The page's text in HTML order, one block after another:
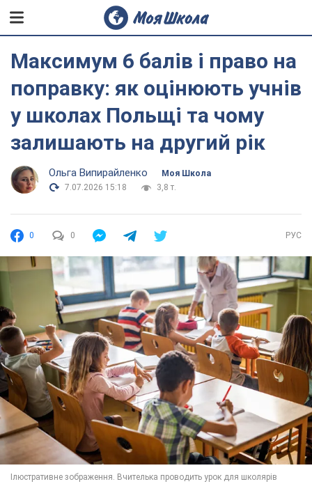
Максимум 6 балів і право на
поправку: як оцінюють учнів
у школах Польщі та чому
залишають на другий рік
Ольга Випирайленко
Моя Школа
7.07.2026 15:18
3,8 т.
0 0 РУС